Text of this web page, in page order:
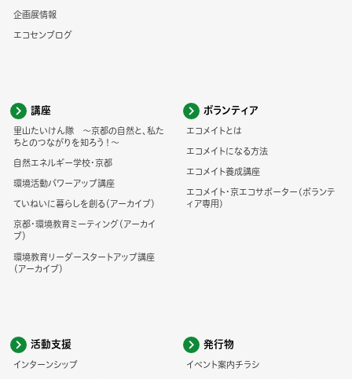
企画展情報
エコセンブログ
講座
里山たいけん隊 ～京都の自然と、私た
ちとのつながりを知ろう！～
自然エネルギー学校・京都
環境活動パワーアップ講座
ていねいに暮らしを創る（アーカイブ）
京都・環境教育ミーティング（アーカイ
ブ）
環境教育リーダースタートアップ講座
（アーカイブ）
ボランティア
エコメイトとは
エコメイトになる方法
エコメイト養成講座
エコメイト・京エコサポーター(ボランテ
ィア専用)
活動支援
インターンシップ
発行物
イベント案内チラシ